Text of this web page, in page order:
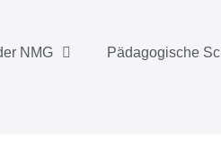
NMG Pädagogische